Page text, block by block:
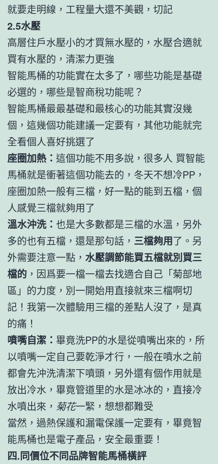
就要走明線，工程量大還不美觀，切記
2.5水壓
高層住戶水壓小的才買無水壓的，水壓合適就
買有水壓的，清潔力更強
智能馬桶的功能實在太多了，哪些功能是基礎
必選的，哪些是智商稅功能呢？
智能馬桶最最基礎和最核心的功能其實沒幾
個，這幾個功能建議一定要有，其他功能就完
全看個人喜好挑選了
座圈加熱： 這個功能不用多說，很多人 買智能
馬桶就是衝著這個功能去的，冬天不想冷PP，
座圈加熱一般有三檔，好一點的能到五檔，個
人感覺三檔就夠用了
溫水沖洗： 也是大多數都是三檔的水溫，另外
多的也有五檔，還是那句話， 三檔夠用了。另
外需要注意一點， 水壓調節能買五檔就別買三
檔的 ，因爲要一檔一檔去找適合自己「菊部地
區」的力度，別一開始用直接就來三檔啊切
記！我第一次體驗用三檔的差點人沒了，是真
的痛！
噴嘴自潔： 畢竟洗PP的水是從噴嘴出來的，所
以噴嘴一定自己要乾淨才行，一般在噴水之前
都會先沖洗清潔下噴頭，另外還有個作用就是
放出冷水，畢竟管道里的水是冰冰的，直接冷
水噴出來， 菊花一緊，想想都難受
當然，過熱保護和漏電保護一定要有，畢竟智
能馬桶也是電子產品，安全最重要！
四.同價位不同品牌智能馬桶橫評